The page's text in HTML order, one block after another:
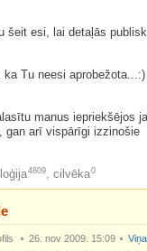
šeit esi, lai detaļās
Tu neesi aprobežota...:)
manus iepriekšējos
gan arī vispārīgi izzinošie
4809, cilvēka0
26. nov 2009. 15:09